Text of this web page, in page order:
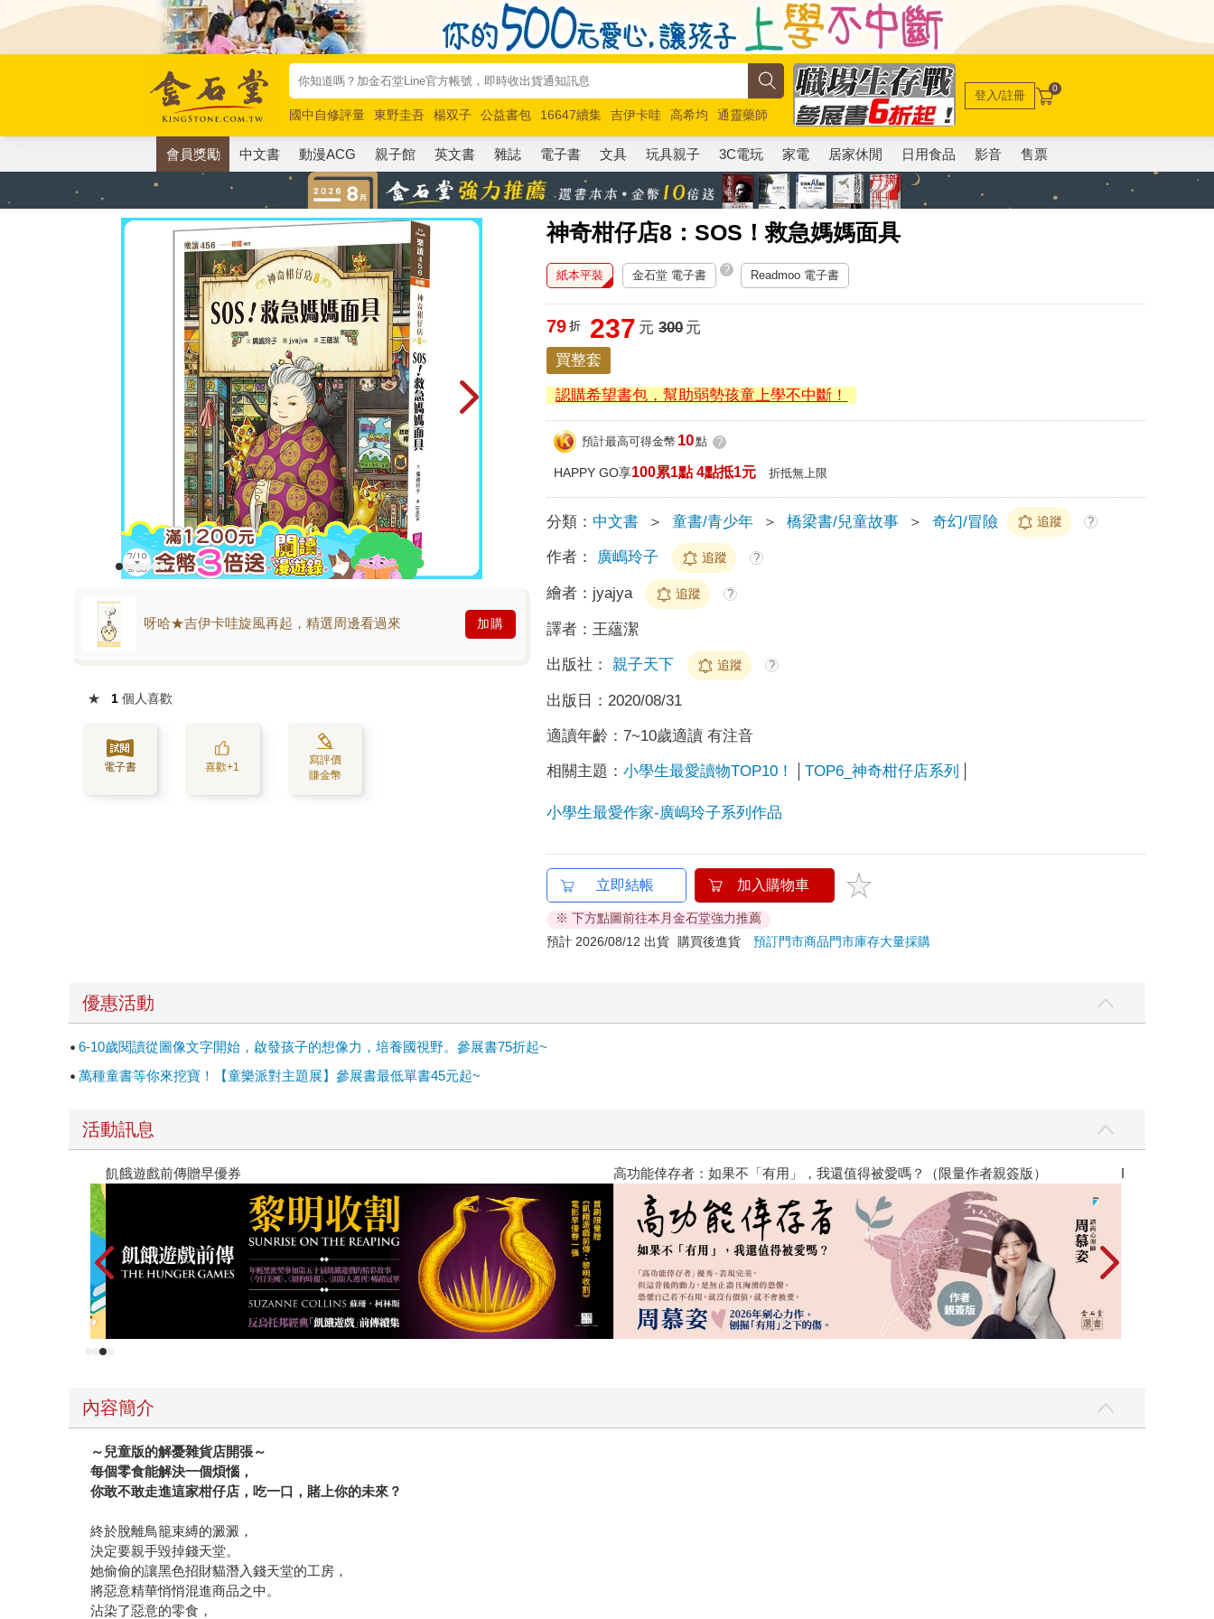
國中自修評量 東野圭吾 楊双子 公益書包 16647續集 吉伊卡哇 高希均
通靈藥師
唯紅花綻放
奧德賽 路邊攤新作 馬斯克 玩具總動員5 超慢跑
登入/註冊 0
會員獎勵 中文書 動漫ACG 親子館 英文書 雜誌 電子書 文具 玩具親子 3C電玩 家電 居家休閒 日用食品 影音 售票
神奇柑仔店8：SOS！救急媽媽面具
呀哈★吉伊卡哇旋風再起，精選周邊看過來 加購
★ 1 個人喜歡
電子書 喜歡+1
寫評價
賺金幣
紙本平裝 金石堂 電子書 ? Readmoo 電子書
79 折 237 元 300元
買整套
認購希望書包，幫助弱勢孩童上學不中斷！
預計最高可得金幣 10點 ?
HAPPY GO享100累1點 4點抵1元 折抵無上限
分類： 中文書 ＞ 童書/青少年 ＞ 橋梁書/兒童故事 ＞ 奇幻/冒險 追蹤 ?
作者： 廣嶋玲子 追蹤 ?
繪者： jyajya 追蹤 ?
譯者： 王蘊潔
出版社： 親子天下 追蹤 ?
出版日： 2020/08/31
適讀年齡：7~10歲適讀 有注音
相關主題：小學生最愛讀物TOP10！ TOP6_神奇柑仔店系列
小學生最愛作家-廣嶋玲子系列作品
立即結帳 加入購物車
※ 下方點圖前往本月金石堂強力推薦
預計 2026/08/12 出貨
購買後進貨預訂門市商品門市庫存大量採購
優惠活動
6-10歲閱讀從圖像文字開始，啟發孩子的想像力，培養國視野。參展書75折起~
萬種童書等你來挖寶！【童樂派對主題展】參展書最低單書45元起~
活動訊息
高功能倖存者：如果不「有用」，我還值得被愛嗎？（限量作者親簽版） PUGO噗果聰明書包開學季預購優惠 遠流童書展75折
內容簡介
～兒童版的解憂雜貨店開張～
每個零食能解決一個煩惱，
你敢不敢走進這家柑仔店，吃一口，賭上你的未來？
終於脫離鳥籠束縛的澱澱，
決定要親手毀掉錢天堂。
她偷偷的讓黑色招財貓潛入錢天堂的工房，
將惡意精華悄悄混進商品之中。
沾染了惡意的零食，